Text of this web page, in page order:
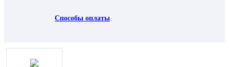
Способы оплаты